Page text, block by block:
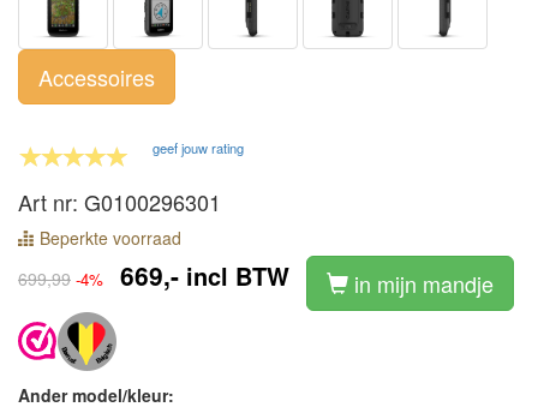
Accessoires
geef jouw rating
Art nr: G0100296301
Beperkte voorraad
699,99 -4% 669,- incl BTW in mijn mandje
Ander model/kleur: